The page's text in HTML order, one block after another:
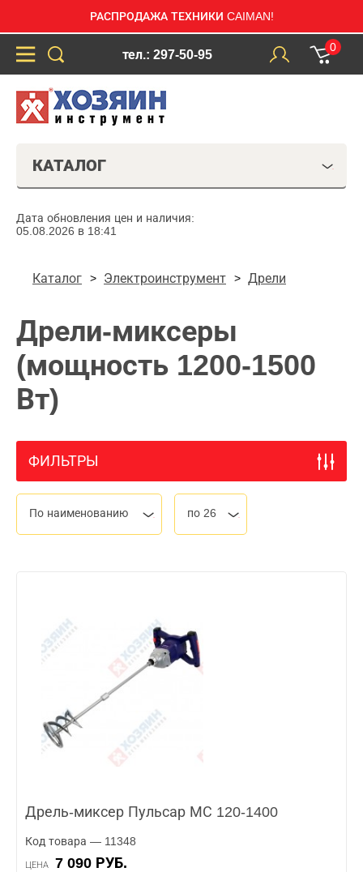
РАСПРОДАЖА ТЕХНИКИ CAIMAN!
тел.: 297-50-95
0
КАТАЛОГ
Дата обновления цен и наличия:
05.08.2026 в 18:41
Каталог Электроинструмент Дрели
Дрели-миксеры
(мощность 1200-1500
Вт)
ФИЛЬТРЫ
По наименованию по 26
Дрель-миксер Пульсар МС 120-1400
Код товара — 11348
ЦЕНА 7 090 РУБ.